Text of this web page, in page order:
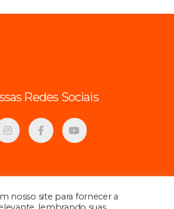
Redes Sociais
nosso site para fornecer a